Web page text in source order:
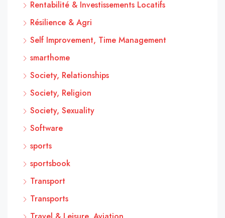
Rentabilité & Investissements Locatifs
Résilience & Agri
Self Improvement, Time Management
smarthome
Society, Relationships
Society, Religion
Society, Sexuality
Software
sports
sportsbook
Transport
Transports